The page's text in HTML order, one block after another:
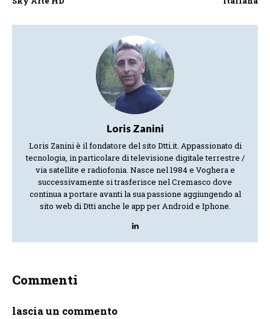
Loris Zanini
Loris Zanini è il fondatore del sito Dtti.it. Appassionato di
tecnologia, in particolare di televisione digitale terrestre /
via satellite e radiofonia. Nasce nel 1984 e Voghera e
successivamente si trasferisce nel Cremasco dove
continua a portare avanti la sua passione aggiungendo al
sito web di Dtti anche le app per Android e Iphone.
Commenti
lascia un commento